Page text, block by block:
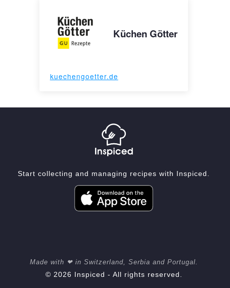
Küchen Götter
kuechengoetter.de
Start collecting and managing recipes with Inspiced.
Made with ❤ in Switzerland, Serbia and Portugal.
© 2026 Inspiced - All rights reserved.